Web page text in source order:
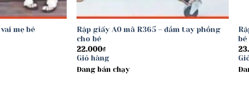
mẹ bé
Rập giấy A0 mã R365 – đầm tay phồng
cho bé
22.000₫
Giỏ hàng
Đang bán chạy
bé